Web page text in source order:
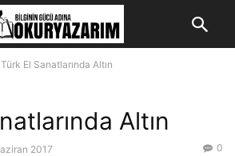
Türk El Sanatlarında Altın
Altın
2017 0